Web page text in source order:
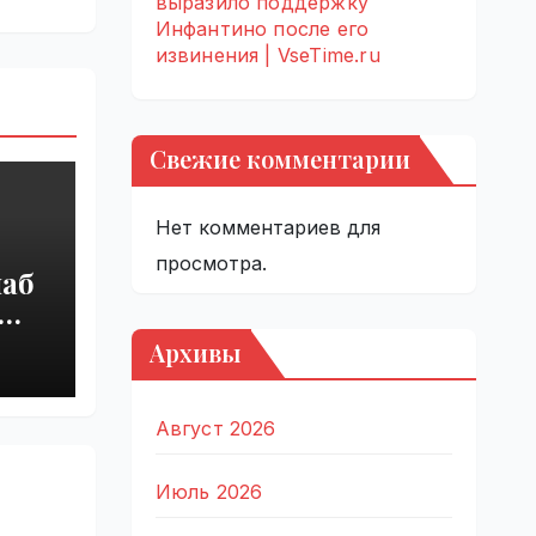
Инфантино после его
извинения | VseTime.ru
Свежие комментарии
Нет комментариев для
просмотра.
Архивы
Август 2026
Июль 2026